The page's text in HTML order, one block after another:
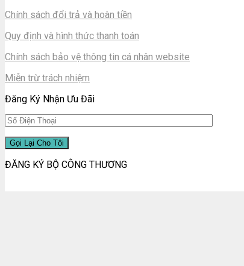
Chính sách đổi trả và hoàn tiền
Quy định và hình thức thanh toán
Chính sách bảo vệ thông tin cá nhân website
Miễn trừ trách nhiệm
Đăng Ký Nhận Ưu Đãi
ĐĂNG KÝ BỘ CÔNG THƯƠNG